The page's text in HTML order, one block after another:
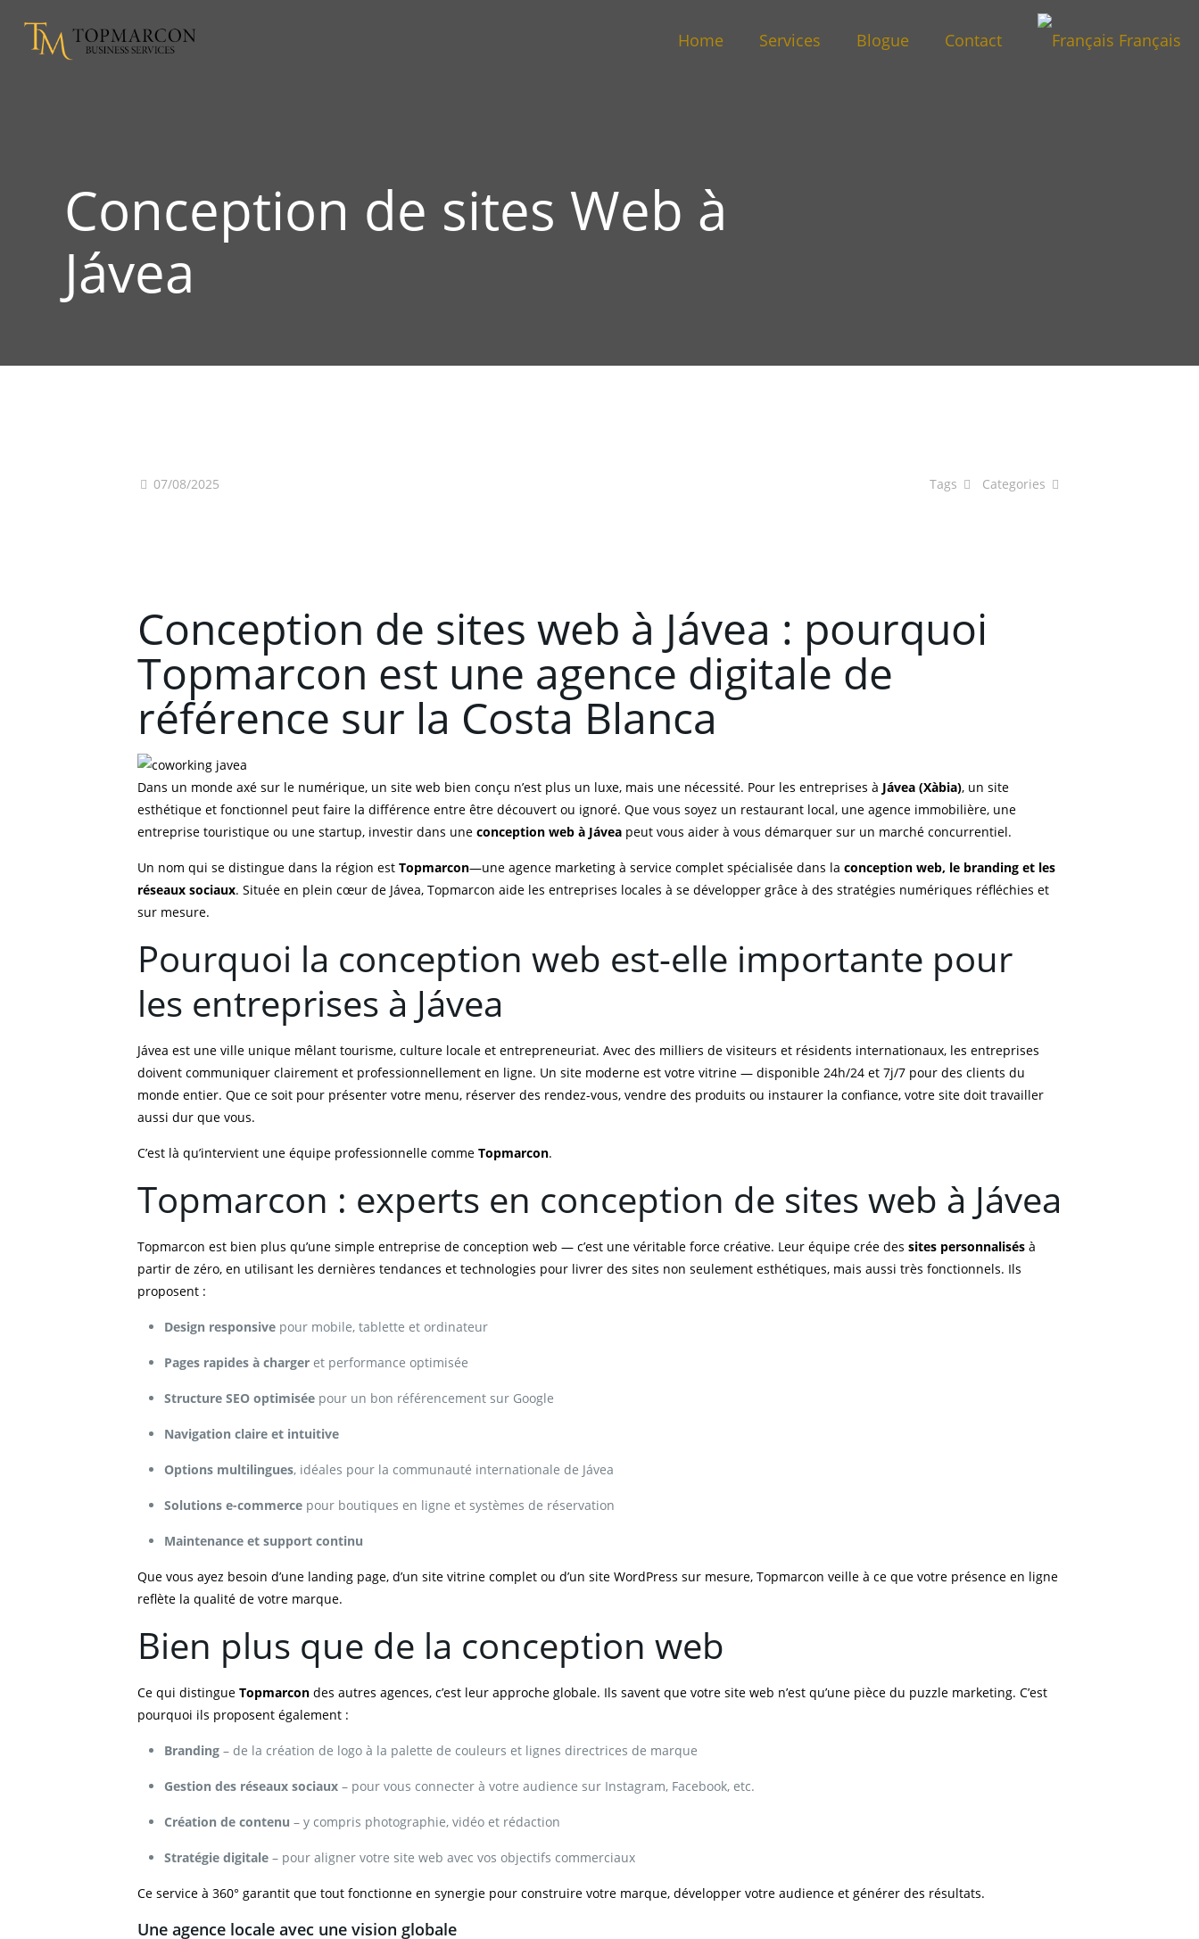
Home Services Blogue Contact Français
Conception de sites Web à
Jávea
07/08/2025 Categories
Tags
Conception de sites web à Jávea : pourquoi
Topmarcon est une agence digitale de
référence sur la Costa Blanca
Dans un monde axé sur le numérique, un site web bien conçu n’est plus un luxe, mais une nécessité. Pour les entreprises à Jávea (Xàbia), un site
esthétique et fonctionnel peut faire la différence entre être découvert ou ignoré. Que vous soyez un restaurant local, une agence immobilière, une
entreprise touristique ou une startup, investir dans une conception web à Jávea peut vous aider à vous démarquer sur un marché concurrentiel.
Un nom qui se distingue dans la région est Topmarcon—une agence marketing à service complet spécialisée dans la conception web, le branding et les
réseaux sociaux. Située en plein cœur de Jávea, Topmarcon aide les entreprises locales à se développer grâce à des stratégies numériques réfléchies et
sur mesure.
Pourquoi la conception web est-elle importante pour
les entreprises à Jávea
Jávea est une ville unique mêlant tourisme, culture locale et entrepreneuriat. Avec des milliers de visiteurs et résidents internationaux, les entreprises
doivent communiquer clairement et professionnellement en ligne. Un site moderne est votre vitrine — disponible 24h/24 et 7j/7 pour des clients du
monde entier. Que ce soit pour présenter votre menu, réserver des rendez-vous, vendre des produits ou instaurer la confiance, votre site doit travailler
aussi dur que vous.
C’est là qu’intervient une équipe professionnelle comme Topmarcon.
Topmarcon : experts en conception de sites web à Jávea
Topmarcon est bien plus qu’une simple entreprise de conception web — c’est une véritable force créative. Leur équipe crée des sites personnalisés à
partir de zéro, en utilisant les dernières tendances et technologies pour livrer des sites non seulement esthétiques, mais aussi très fonctionnels. Ils
proposent :
Design responsive pour mobile, tablette et ordinateur
Pages rapides à charger et performance optimisée
Structure SEO optimisée pour un bon référencement sur Google
Navigation claire et intuitive
Options multilingues, idéales pour la communauté internationale de Jávea
Solutions e-commerce pour boutiques en ligne et systèmes de réservation
Maintenance et support continu
Que vous ayez besoin d’une landing page, d’un site vitrine complet ou d’un site WordPress sur mesure, Topmarcon veille à ce que votre présence en ligne
reflète la qualité de votre marque.
Bien plus que de la conception web
Ce qui distingue Topmarcon des autres agences, c’est leur approche globale. Ils savent que votre site web n’est qu’une pièce du puzzle marketing. C’est
pourquoi ils proposent également :
Branding – de la création de logo à la palette de couleurs et lignes directrices de marque
Gestion des réseaux sociaux – pour vous connecter à votre audience sur Instagram, Facebook, etc.
Création de contenu – y compris photographie, vidéo et rédaction
Stratégie digitale – pour aligner votre site web avec vos objectifs commerciaux
Ce service à 360° garantit que tout fonctionne en synergie pour construire votre marque, développer votre audience et générer des résultats.
Une agence locale avec une vision globale